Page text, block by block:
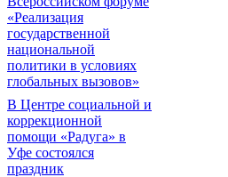
«Реализация
государственной
национальной
политики в условиях
глобальных вызовов»
В Центре социальной и
коррекционной
помощи «Радуга» в
Уфе состоялся
праздник